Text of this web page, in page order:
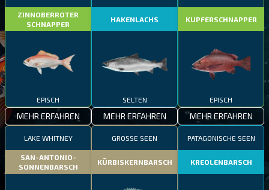
ZINNOBERROTER
SCHNAPPER
EPISCH
MEHR ERFAHREN
HAKENLACHS
SELTEN
MEHR ERFAHREN
KUPFERSCHNAPPER
EPISCH
MEHR ERFAHREN
LAKE WHITNEY
SAN-ANTONIO-
SONNENBARSCH
GROSSE SEEN
KÜRBISKERNBARSCH
PATAGONISCHE SEEN
KREOLENBARSCH